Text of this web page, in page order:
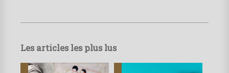
Les articles les plus lus